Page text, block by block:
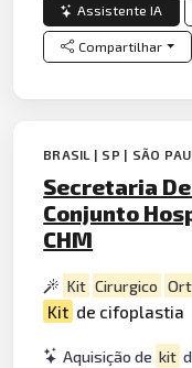
Assistente IA
Compartilhar
BRASIL | SP | SÃO
Secretaria
Conjunto
CHM
Kit Cirurgico
Kit de cifoplastia
Aquisição de kit